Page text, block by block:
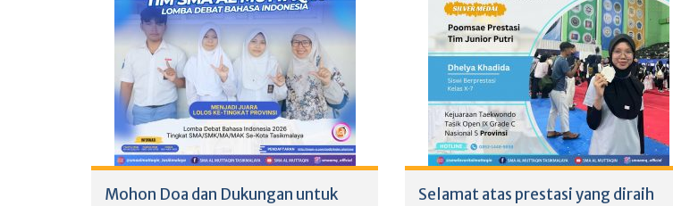
Mohon Doa dan Dukungan untuk
Selamat atas prestasi yang diraih